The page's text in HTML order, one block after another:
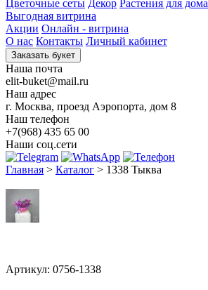
Цветочные сеты Декор Растения для дома
Выгодная витрина
Акции Онлайн - витрина
О нас Контакты Личный кабинет
Заказать букет
Наша почта
elit-buket@mail.ru
Наш адрес
г. Москва, проезд Аэропорта, дом 8
Наш телефон
+7(968) 435 65 00
Наши соц.сети
Главная > Каталог > 1338 Тыква
Артикул: 0756-1338